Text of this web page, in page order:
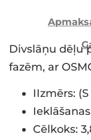
Divslāņu dēļu
fazēm, ar
IIzmērs:
Cēlkoks: